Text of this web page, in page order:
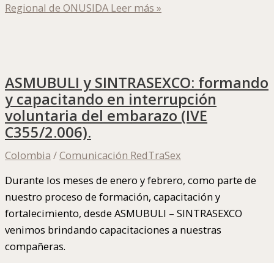
Regional de ONUSIDA Leer más »
ASMUBULI y SINTRASEXCO: formando
y capacitando en interrupción
voluntaria del embarazo (IVE
C355/2.006).
Colombia /Comunicación RedTraSex
Durante los meses de enero y febrero, como parte de
nuestro proceso de formación, capacitación y
fortalecimiento, desde ASMUBULI – SINTRASEXCO
venimos brindando capacitaciones a nuestras
compañeras.